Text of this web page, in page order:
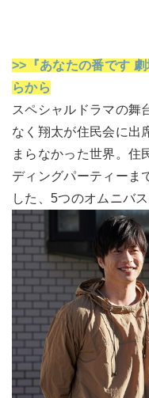
>>『あなたの番です
らから
スペシャルドラマの舞
なく翔太が住民会に出
まらなかった世界。住
ディングパーティーま
した、5つのオムニバス